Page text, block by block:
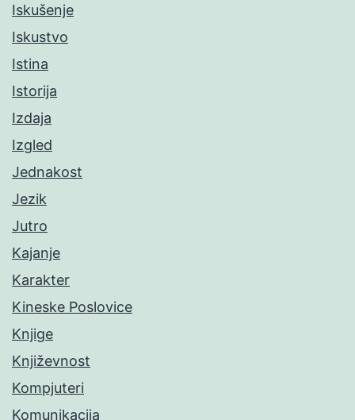
Iskušenje
Iskustvo
Istina
Istorija
Izdaja
Izgled
Jednakost
Jezik
Jutro
Kajanje
Karakter
Kineske Poslovice
Knjige
Književnost
Kompjuteri
Komunikacija